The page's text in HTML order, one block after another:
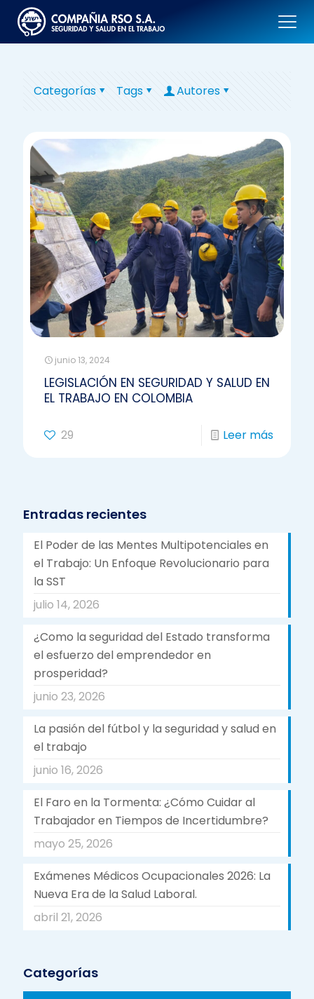
Categorías Tags Autores
junio 13, 2024
LEGISLACIÓN EN SEGURIDAD Y SALUD EN
EL TRABAJO EN COLOMBIA
29 Leer más
Entradas recientes
El Poder de las Mentes Multipotenciales en
el Trabajo: Un Enfoque Revolucionario para
la SST
julio 14, 2026
¿Como la seguridad del Estado transforma
el esfuerzo del emprendedor en
prosperidad?
junio 23, 2026
La pasión del fútbol y la seguridad y salud en
el trabajo
junio 16, 2026
El Faro en la Tormenta: ¿Cómo Cuidar al
Trabajador en Tiempos de Incertidumbre?
mayo 25, 2026
Exámenes Médicos Ocupacionales 2026: La
Nueva Era de la Salud Laboral.
abril 21, 2026
Categorías